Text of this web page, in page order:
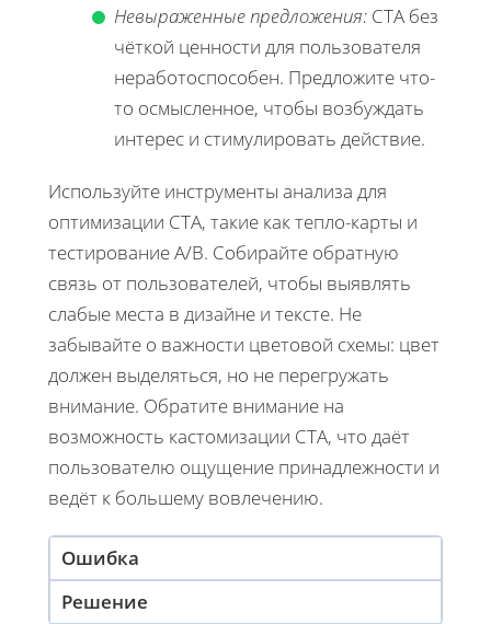
Невыраженные предложения: CTA без
чёткой ценности для пользователя
неработоспособен. Предложите что-
то осмысленное, чтобы возбуждать
интерес и стимулировать действие.
Используйте инструменты анализа для
оптимизации CTA, такие как тепло-карты и
тестирование A/B. Собирайте обратную
связь от пользователей, чтобы выявлять
слабые места в дизайне и тексте. Не
забывайте о важности цветовой схемы: цвет
должен выделяться, но не перегружать
внимание. Обратите внимание на
возможность кастомизации CTA, что даёт
пользователю ощущение принадлежности и
ведёт к большему вовлечению.
Ошибка
Решение